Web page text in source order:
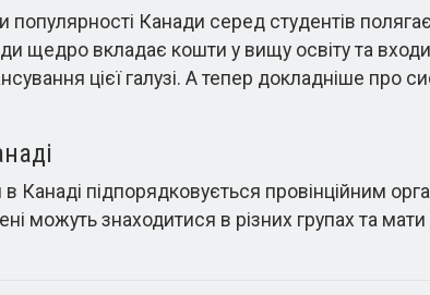
Канади серед студентів полягає
щедро вкладає кошти у вищу освіту та
цієї галузі. А тепер докладніше про
Канаді підпорядковується провінційним
можуть знаходитися в різних групах та мати